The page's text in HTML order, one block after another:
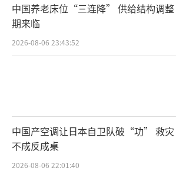
中国养老床位“三连降” 供给结构调整
期来临
2026-08-06 23:43:52
中国产空调让日本自卫队破“功” 救灾
不成反成桌
2026-08-06 22:01:40